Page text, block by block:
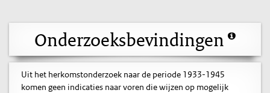
Onderzoeksbevindingen
Uit het herkomstonderzoek naar de periode 1933-1945
komen geen indicaties naar voren die wijzen op mogelijk